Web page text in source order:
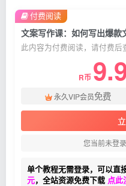
此内容为付费阅读，请付费后
R币
永久VIP会员免费
您当前未登
单个教程无需登录，可以直
元，全站资源免费下载 点此
付费阅读